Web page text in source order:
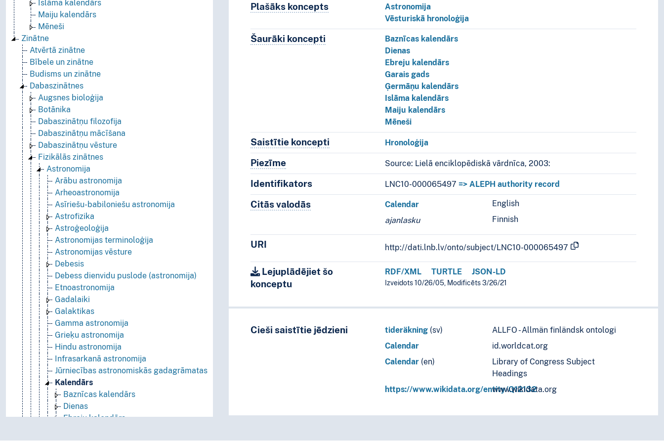
Islāma kalendārs
Maiju kalendārs
Mēneši
Zinātne
Atvērtā zinātne
Bībele un zinātne
Budisms un zinātne
Dabaszinātnes
Augsnes bioloģija
Botānika
Dabaszinātņu filozofija
Dabaszinātņu mācīšana
Dabaszinātņu vēsture
Fizikālās zinātnes
Astronomija
Arābu astronomija
Arheoastronomija
Asīriešu-babiloniešu astronomija
Astrofizika
Astroģeoloģija
Astronomijas terminoloģija
Astronomijas vēsture
Debesis
Debess dienvidu puslode (astronomija)
Etnoastronomija
Gadalaiki
Galaktikas
Gamma astronomija
Grieķu astronomija
Hindu astronomija
Infrasarkanā astronomija
Jūrniecības astronomiskās gadagrāmatas
Kalendārs
Baznīcas kalendārs
Dienas
Ebreju kalendārs
Plašāks konceptsPlašāks konceptsAstronomija
Vēsturiskā hronoloģija
Šaurāki konceptiŠaurāki koncepti.Baznīcas kalendārs
Dienas
Ebreju kalendārs
Garais gads
Ģermāņu kalendārs
Islāma kalendārs
Maiju kalendārs
Mēneši
Saistītie konceptiKoncepti, kas ir saistīti ar šo konceptu
Hronoloģija
PiezīmePiezīmes Source: Lielā enciklopēdiskā vārdnīca, 2003:
Identifikators LNC10-000065497 => ALEPH authority record
Citās valodāsTermini šim konceptam citās valodās. English
Calendar
Finnish
ajanlasku
URI http://dati.lnb.lv/onto/subject/LNC10-000065497
Lejuplādējiet šo
konceptu
RDF/XML TURTLE JSON-LD
Izveidots 10/26/05, Modificēts 3/26/21
Cieši saistītie jēdzieni tideräkning (sv)
ALLFO - Allmän finländsk ontologi
Calendar
id.worldcat.org
Calendar (en)
Library of Congress Subject
Headings
https://www.wikidata.org/entity/Q12132
www.wikidata.org